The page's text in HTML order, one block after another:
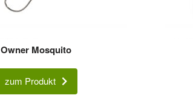
Owner Mosquito
zum Produkt